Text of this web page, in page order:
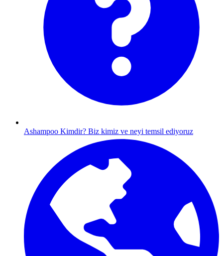
Ashampoo Kimdir? Biz kimiz ve neyi temsil ediyoruz